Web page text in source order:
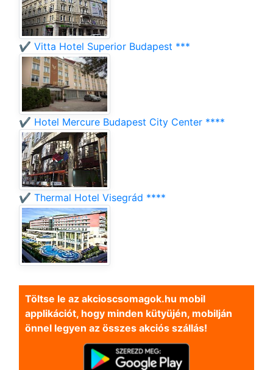
✔️ Vitta Hotel Superior Budapest ***
✔️ Hotel Mercure Budapest City Center ****
✔️ Thermal Hotel Visegrád ****
Töltse le az akcioscsomagok.hu mobil
applikációt, hogy minden kütyüjén, mobilján
önnel legyen az összes akciós szállás!